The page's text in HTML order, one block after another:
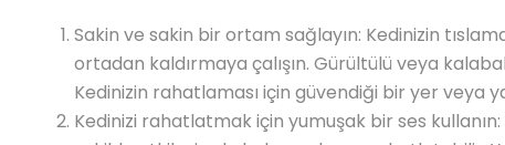
Sakin ve sakin bir ortam sağlayın: Kedinizin
ortadan kaldırmaya çalışın. Gürültülü veya
Kedinizin rahatlaması için güvendiği bir yer veya
Kedinizi rahatlatmak için yumuşak bir ses